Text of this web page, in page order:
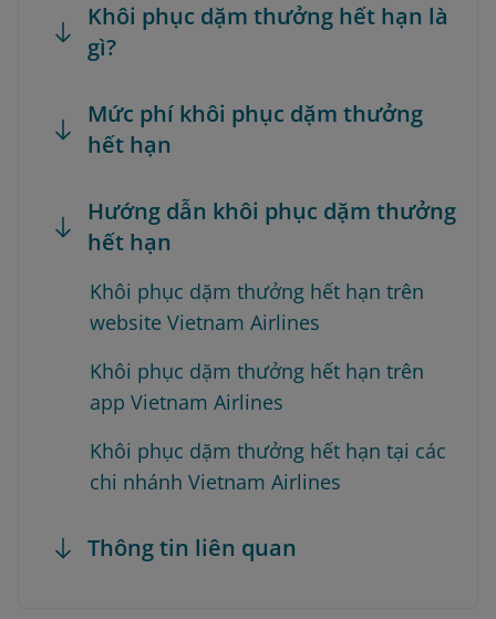
Khôi phục dặm thưởng hết hạn là
gì?
Mức phí khôi phục dặm thưởng
hết hạn
Hướng dẫn khôi phục dặm thưởng
hết hạn
Khôi phục dặm thưởng hết hạn trên
website Vietnam Airlines
Khôi phục dặm thưởng hết hạn trên
app Vietnam Airlines
Khôi phục dặm thưởng hết hạn tại các
chi nhánh Vietnam Airlines
Thông tin liên quan